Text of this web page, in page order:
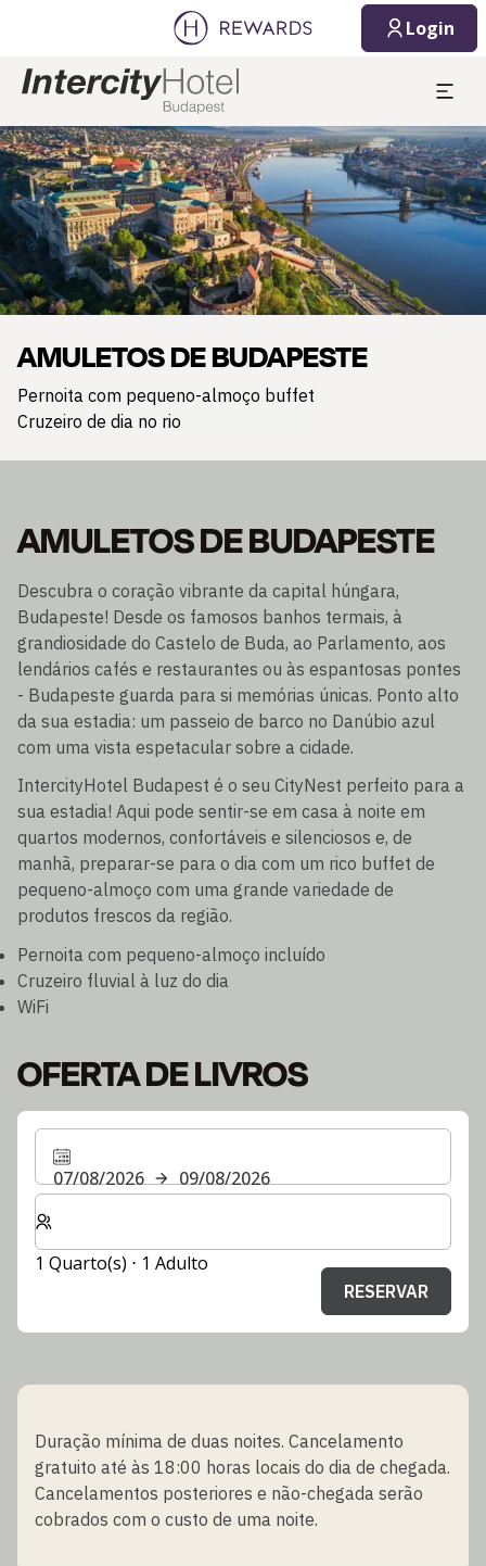
Login
Diapositivo 1 de 1
AMULETOS DE BUDAPESTE
Pernoita com pequeno-almoço buffet
Cruzeiro de dia no rio
AMULETOS DE BUDAPESTE
Descubra o coração vibrante da capital húngara,
Budapeste! Desde os famosos banhos termais, à
grandiosidade do Castelo de Buda, ao Parlamento, aos
lendários cafés e restaurantes ou às espantosas pontes
- Budapeste guarda para si memórias únicas. Ponto alto
da sua estadia: um passeio de barco no Danúbio azul
com uma vista espetacular sobre a cidade.
IntercityHotel Budapest é o seu CityNest perfeito para a
sua estadia! Aqui pode sentir-se em casa à noite em
quartos modernos, confortáveis e silenciosos e, de
manhã, preparar-se para o dia com um rico buffet de
pequeno-almoço com uma grande variedade de
produtos frescos da região.
Pernoita com pequeno-almoço incluído
Cruzeiro fluvial à luz do dia
WiFi
OFERTA DE LIVROS
07/08/2026
09/08/2026
Selecionar o número de quartos e de hóspedes para a
1 Quarto(s) ⋅ 1 Adulto
RESERVAR
Duração mínima de duas noites. Cancelamento
gratuito até às 18:00 horas locais do dia de chegada.
Cancelamentos posteriores e não-chegada serão
cobrados com o custo de uma noite.